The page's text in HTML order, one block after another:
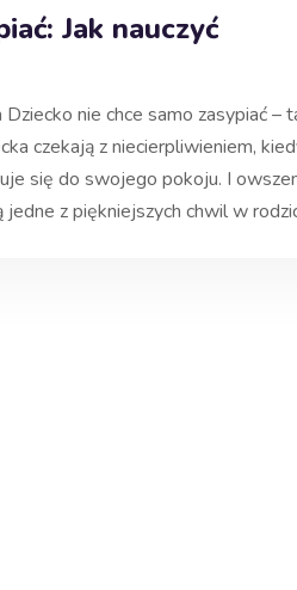
Jak nauczyć
nie chce samo zasypiać –
czekają z niecierpliwieniem,
się do swojego pokoju. I
jedne z piękniejszych chwil w